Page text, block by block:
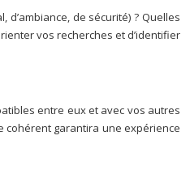
de sécurité) ? Quelles
vos recherches et d’identifier
entre eux et avec vos autres
cohérent garantira une expérience